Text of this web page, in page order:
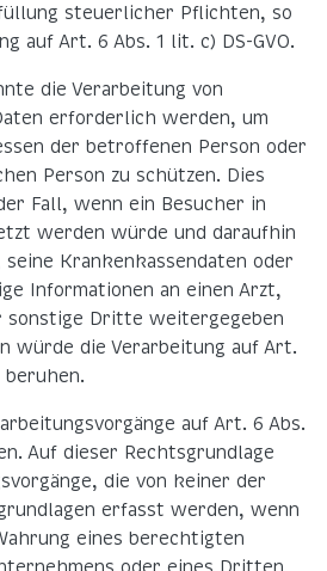
steuerlicher Pflichten, so
auf Art. 6 Abs. 1 lit. c) DS-GVO.
die Verarbeitung von
erforderlich werden, um
der betroffenen Person oder
Person zu schützen. Dies
Fall, wenn ein Besucher in
werden würde und daraufhin
Krankenkassendaten oder
Informationen an einen Arzt,
sonstige Dritte weitergegeben
würde die Verarbeitung auf Art.
beruhen.
auf Art. 6 Abs.
Auf dieser Rechtsgrundlage
die von keiner der
erfasst werden, wenn
eines berechtigten